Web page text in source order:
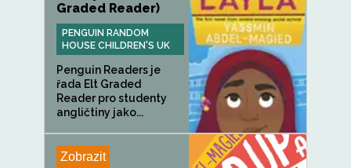
Graded Reader)
PENGUIN RANDOM
HOUSE CHILDREN'S UK
Penguin Readers je
řada Elt Graded
Reader pro studenty
angličtiny jako...
Zobrazit